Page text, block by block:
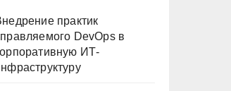
практик
DevOps в
ИТ-